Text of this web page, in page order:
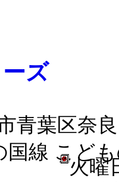
ズ
青葉区奈
国線 こど
火曜